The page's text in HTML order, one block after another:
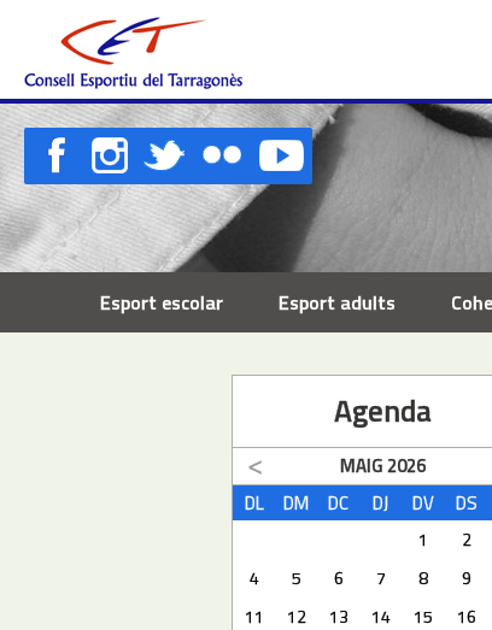
Esport escolar Esport adults
Agenda
MAIG2026
DL
DM DC DJ DV DS
1 2
4
5 6 7 8 9
11
12 13 14 15 16